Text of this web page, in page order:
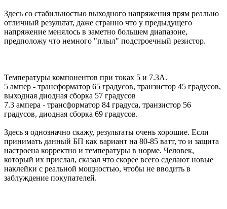
Здесь со стабильностью выходного напряжения прям реально
отличный результат, даже странно что у предыдущего
напряжение менялось в заметно большем диапазоне,
предположу что немного "плыл" подстроечный резистор.
Температуры компонентов при токах 5 и 7.3А.
5 ампер - трансформатор 65 градусов, транзистор 45 градусов,
выходная диодная сборка 57 градусов
7.3 ампера - трансформатор 84 градуса, транзистор 56
градусов, диодная сборка 69 градусов.
Здесь я однозначно скажу, результаты очень хорошие. Если
принимать данный БП как вариант на 80-85 ватт, то и защита
настроена корректно и температуры в норме. Человек,
который их прислал, сказал что скорее всего сделают новые
наклейки с реальной мощностью, чтобы не вводить в
заблуждение покупателей.